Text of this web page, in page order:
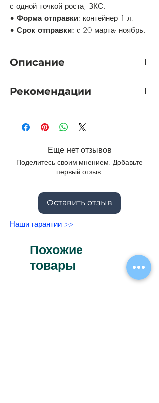
с одной точкой роста, ЗКС.
• Форма отправки: контейнер 1 л.
• Срок отправки: с 20 марта- ноябрь.
Описание
распространенных видов гвоздик,
она — с 1573 г.!
Рекомендации
весной.
Укрытие:в бесснежную зиму укрыть
нуждается.Еще нет отзывов
Поделитесь своим мнением. Добавьте
первый отзыв.
Оставить отзыв
Наши гарантии >>
Похожие
товары